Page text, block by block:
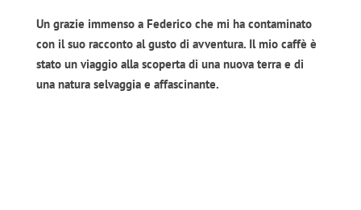
Un grazie immenso a Federico che mi ha contaminato
con il suo racconto al gusto di avventura. Il mio caffè è
stato un viaggio alla scoperta di una nuova terra e di
una natura selvaggia e affascinante.